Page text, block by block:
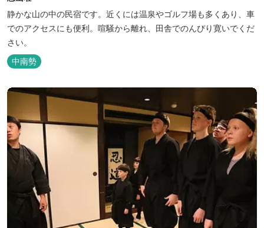
静かな山の中の民宿です。近くには温泉やゴルフ場も多くあり、車
でのアクセスにも便利。喧騒から離れ、田舎でのんびり寛いでくだ
さい。
中南勢